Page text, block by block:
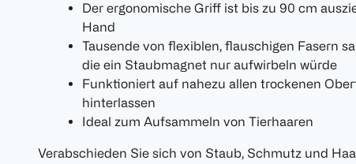
Der ergonomische Griff ist bis zu 90 cm
Hand
Tausende von flexiblen, flauschigen Fasern
die ein Staubmagnet nur aufwirbeln würde
Funktioniert auf nahezu allen trockenen
hinterlassen
Ideal zum Aufsammeln von Tierhaaren
Verabschieden Sie sich von Staub, Schmutz und